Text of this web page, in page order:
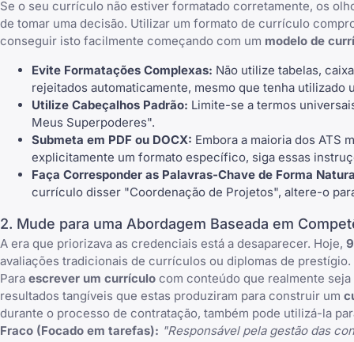
Se o seu currículo não estiver formatado corretamente, os
de tomar uma decisão. Utilizar um formato de currículo
conseguir isto facilmente começando com um modelo de
Evite Formatações Complexas: Não utilize tabelas,
rejeitados automaticamente, mesmo que tenha utilizado
Utilize Cabeçalhos Padrão: Limite-se a termos
Meus Superpoderes".
Submeta em PDF ou DOCX: Embora a maioria dos ATS
explicitamente um formato específico, siga essas
Faça Corresponder as Palavras-Chave de Forma
currículo disser "Coordenação de Projetos", altere-o
2. Mude para uma Abordagem Baseada em
A era que priorizava as credenciais está a desaparecer. Hoje,
avaliações tradicionais de currículos ou diplomas de prestígio.
Para escrever um currículo com conteúdo que realmente
resultados tangíveis que estas produziram para construir um
durante o processo de contratação, também pode utilizá-la
Fraco (Focado em tarefas): "Responsável pela gestão das